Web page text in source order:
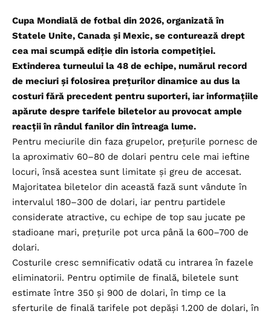
Cupa Mondială de fotbal din 2026, organizată în
Statele Unite, Canada și Mexic, se conturează drept
cea mai scumpă ediție din istoria competiției.
Extinderea turneului la 48 de echipe, numărul record
de meciuri și folosirea prețurilor dinamice au dus la
costuri fără precedent pentru suporteri, iar informațiile
apărute despre tarifele biletelor au provocat ample
reacții în rândul fanilor din întreaga lume.
Pentru meciurile din faza grupelor, prețurile pornesc de
la aproximativ 60–80 de dolari pentru cele mai ieftine
locuri, însă acestea sunt limitate și greu de accesat.
Majoritatea biletelor din această fază sunt vândute în
intervalul 180–300 de dolari, iar pentru partidele
considerate atractive, cu echipe de top sau jucate pe
stadioane mari, prețurile pot urca până la 600–700 de
dolari.
Costurile cresc semnificativ odată cu intrarea în fazele
eliminatorii. Pentru optimile de finală, biletele sunt
estimate între 350 și 900 de dolari, în timp ce la
sferturile de finală tarifele pot depăși 1.200 de dolari, în